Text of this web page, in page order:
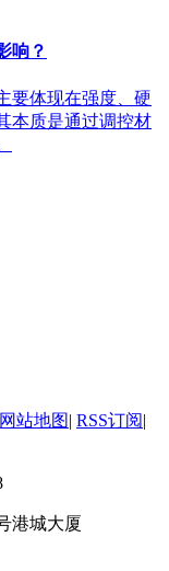
响？
要体现在强度、硬
本质是通过调控材
网站地图| RSS订阅|
港城大厦